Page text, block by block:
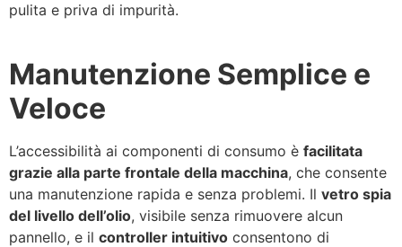
pulita e priva di impurità.
Manutenzione Semplice e
Veloce
L’accessibilità ai componenti di consumo è facilitata
grazie alla parte frontale della macchina, che consente
una manutenzione rapida e senza problemi. Il vetro spia
del livello dell’olio, visibile senza rimuovere alcun
pannello, e il controller intuitivo consentono di